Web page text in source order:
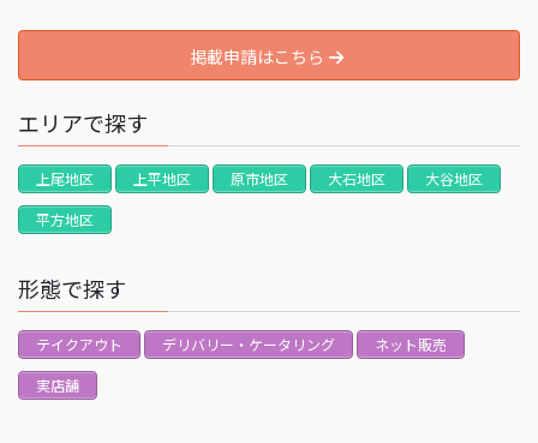
掲載申請はこちら
エリアで探す
上尾地区 上平地区 原市地区 大石地区
大谷地区
平方地区
形態で探す
テイクアウト デリバリー・ケータリング
ネット販売
実店舗